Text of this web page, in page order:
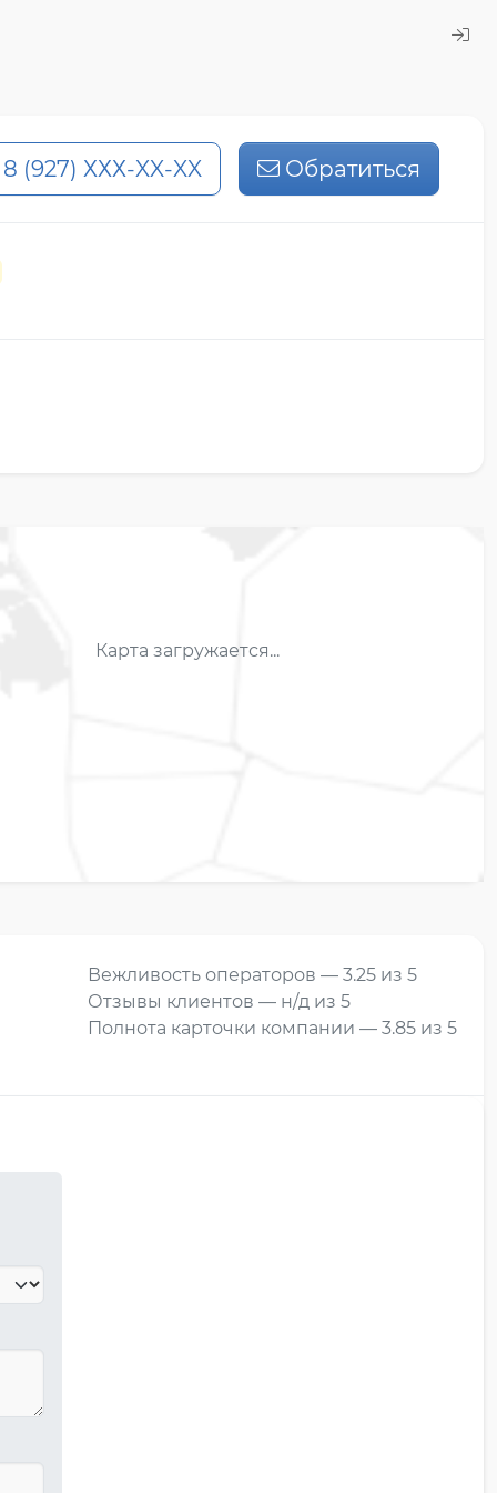
8 (927) ХХХ-XX-XX Обратиться
Карта загружается...
Вежливость операторов — 3.25 из 5
Отзывы клиентов — н/д из 5
Полнота карточки компании — 3.85 из 5